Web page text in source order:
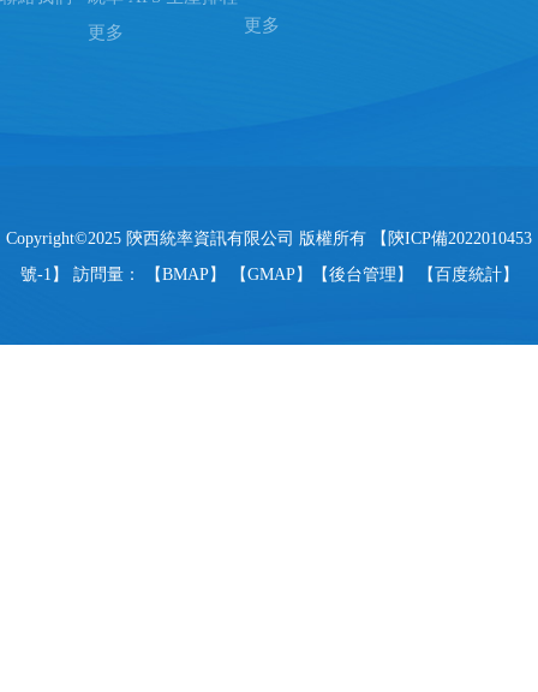
更多
更多
Copyright©2025 陝西統率資訊有限公司 版權所有 【 陝ICP備2022010453
號-1 】 訪問量： 【BMAP】 【GMAP】【後台管理 】 【百度統計】